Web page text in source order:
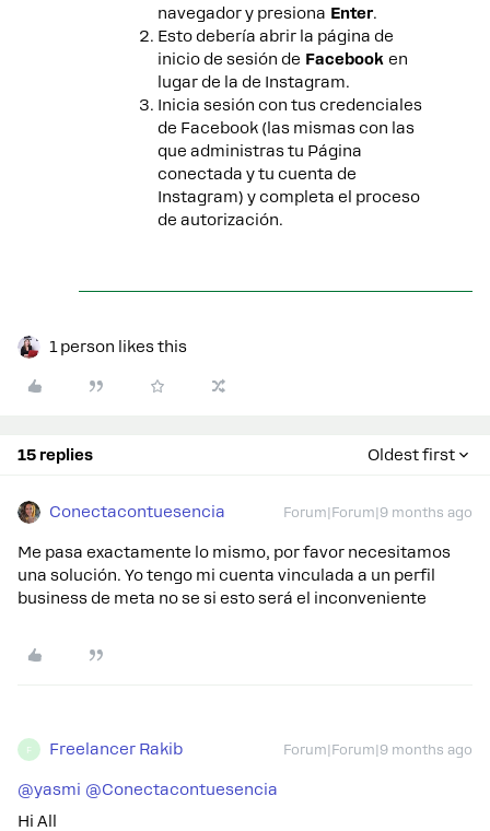
navegador y presiona Enter.
Esto debería abrir la página de
inicio de sesión de Facebook en
lugar de la de Instagram.
Inicia sesión con tus credenciales
de Facebook (las mismas con las
que administras tu Página
conectada y tu cuenta de
Instagram) y completa el proceso
de autorización.
1 person likes this
15 replies Oldest first
Conectacontuesencia Forum|Forum|9 months ago
Me pasa exactamente lo mismo, por favor necesitamos
una solución. Yo tengo mi cuenta vinculada a un perfil
business de meta no se si esto será el inconveniente
F Freelancer Rakib Forum|Forum|9 months ago
@yasmi @Conectacontuesencia
Hi All